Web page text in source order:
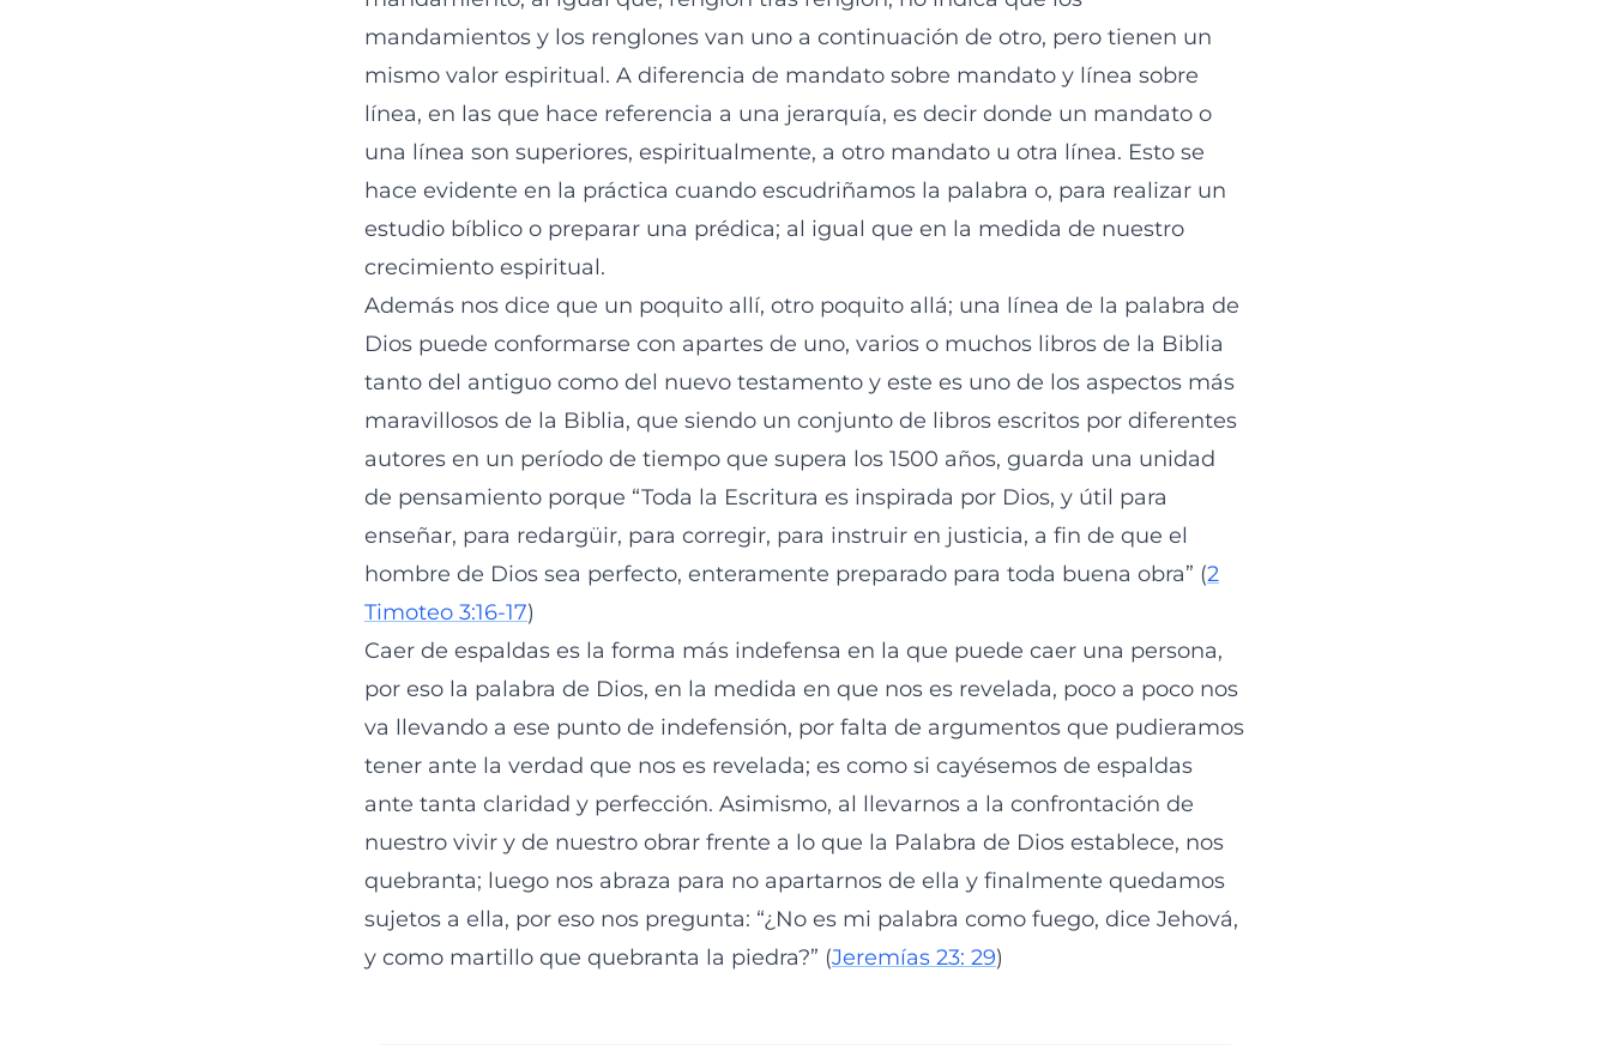
mandamientos y los renglones van uno a continuación de otro, pero tienen un
mismo valor espiritual. A diferencia de mandato sobre mandato y línea sobre
línea, en las que hace referencia a una jerarquía, es decir donde un mandato o
una línea son superiores, espiritualmente, a otro mandato u otra línea. Esto se
hace evidente en la práctica cuando escudriñamos la palabra o, para realizar un
estudio bíblico o preparar una prédica; al igual que en la medida de nuestro
crecimiento espiritual.
Además nos dice que un poquito allí, otro poquito allá; una línea de la palabra de
Dios puede conformarse con apartes de uno, varios o muchos libros de la Biblia
tanto del antiguo como del nuevo testamento y este es uno de los aspectos más
maravillosos de la Biblia, que siendo un conjunto de libros escritos por diferentes
autores en un período de tiempo que supera los 1500 años, guarda una unidad
de pensamiento porque “Toda la Escritura es inspirada por Dios, y útil para
enseñar, para redargüir, para corregir, para instruir en justicia, a fin de que el
hombre de Dios sea perfecto, enteramente preparado para toda buena obra” (2
Timoteo 3:16-17)
Caer de espaldas es la forma más indefensa en la que puede caer una persona,
por eso la palabra de Dios, en la medida en que nos es revelada, poco a poco nos
va llevando a ese punto de indefensión, por falta de argumentos que pudieramos
tener ante la verdad que nos es revelada; es como si cayésemos de espaldas
ante tanta claridad y perfección. Asimismo, al llevarnos a la confrontación de
nuestro vivir y de nuestro obrar frente a lo que la Palabra de Dios establece, nos
quebranta; luego nos abraza para no apartarnos de ella y finalmente quedamos
sujetos a ella, por eso nos pregunta: “¿No es mi palabra como fuego, dice Jehová,
y como martillo que quebranta la piedra?” (Jeremías 23: 29)